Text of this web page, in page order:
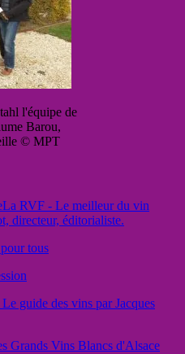
l'équipe de
Barou,
© MPT
La RVF - Le meilleur du vin
directeur, éditorialiste.
tous
guide des vins par Jacques
Grands Vins Blancs d'Alsace